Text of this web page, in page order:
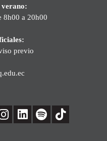
verano:
8h00 a 20h00
previo